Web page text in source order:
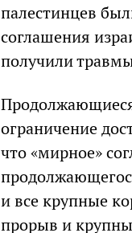
палестинцев
соглашения
получили
ограничение
что «мирное»
и все крупные
прорыв и